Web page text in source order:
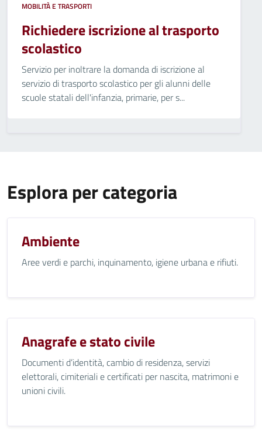
MOBILITÀ E TRASPORTI
Richiedere iscrizione al trasporto
scolastico
Servizio per inoltrare la domanda di iscrizione al
servizio di trasporto scolastico per gli alunni delle
scuole statali dell'infanzia, primarie, per s...
Esplora per categoria
Ambiente
Aree verdi e parchi, inquinamento, igiene urbana e rifiuti.
Anagrafe e stato civile
Documenti d’identità, cambio di residenza, servizi
elettorali, cimiteriali e certificati per nascita, matrimoni e
unioni civili.